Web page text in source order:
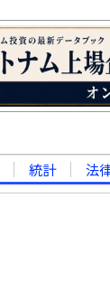
統計 法